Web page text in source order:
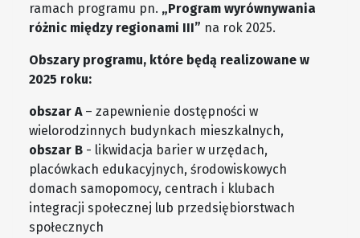
ramach programu pn. „Program wyrównywania
różnic między regionami III” na rok 2025.
Obszary programu, które będą realizowane w
2025 roku:
obszar A– zapewnienie dostępności w
wielorodzinnych budynkach mieszkalnych,
obszar B - likwidacja barier w urzędach,
placówkach edukacyjnych, środowiskowych
domach samopomocy, centrach i klubach
integracji społecznej lub przedsiębiorstwach
społecznych